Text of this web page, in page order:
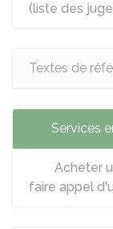
(liste des
Textes de
Services
Acheter
faire appel